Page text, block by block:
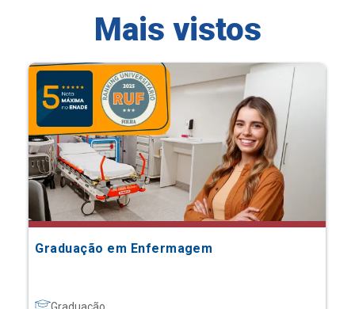
Mais vistos
Graduação em Enfermagem